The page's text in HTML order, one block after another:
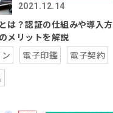
2021.12.14
は？認証の仕組みや導入方
メリットを解説
電子印鑑
電子契約